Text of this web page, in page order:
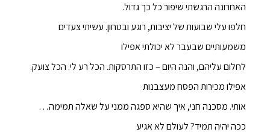
האחרונה הרגשתי שיפור כל כך גדול.
חלפו עלי שבועות של יציבות, רוגע ובטחון. עשיתי צעדים
משמעותיים שבעבר לא יכולתי אפילו
לחלום עליהם, והנה היום – כזו התרסקות. הכל רע לי. הכל צועק.
אפילו מכירות הפסח מעצבנות
אותי. מסכנה חני, איך שהיא ספגה ממני על שאלה תמימה…
ככה יהיה תמיד? לעולם לא אגיע